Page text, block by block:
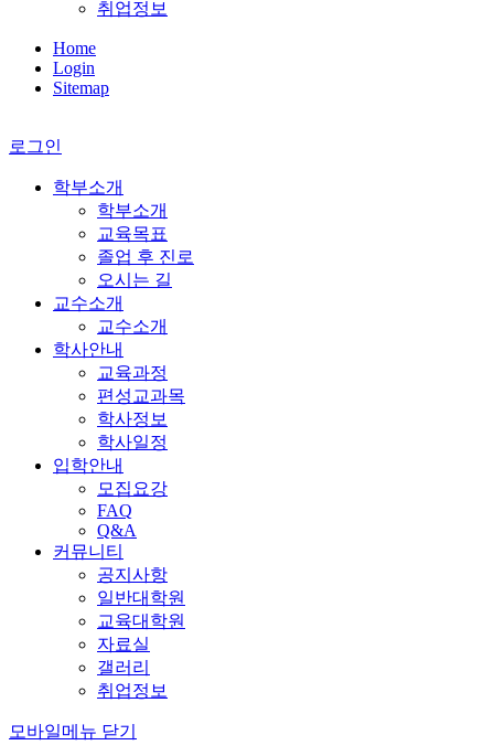
취업정보
Home
Login
Sitemap
로그인
학부소개
학부소개
교육목표
졸업 후 진로
오시는 길
교수소개
교수소개
학사안내
교육과정
편성교과목
학사정보
학사일정
입학안내
모집요강
FAQ
Q&A
커뮤니티
공지사항
일반대학원
교육대학원
자료실
갤러리
취업정보
모바일메뉴 닫기